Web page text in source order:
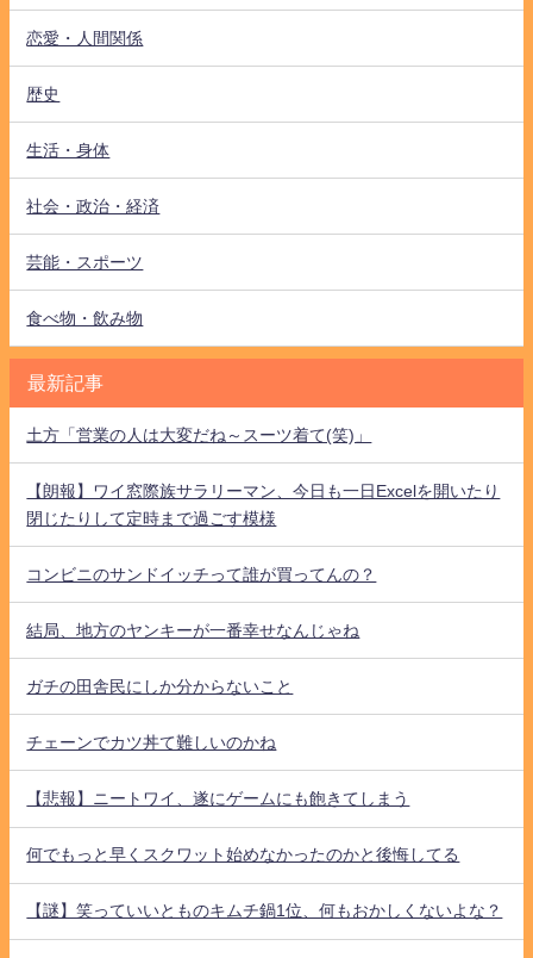
恋愛・人間関係
歴史
生活・身体
社会・政治・経済
芸能・スポーツ
食べ物・飲み物
最新記事
土方「営業の人は大変だね～スーツ着て(笑)」
【朗報】ワイ窓際族サラリーマン、今日も一日Excelを開いたり
閉じたりして定時まで過ごす模様
コンビニのサンドイッチって誰が買ってんの？
結局、地方のヤンキーが一番幸せなんじゃね
ガチの田舎民にしか分からないこと
チェーンでカツ丼て難しいのかね
【悲報】ニートワイ、遂にゲームにも飽きてしまう
何でもっと早くスクワット始めなかったのかと後悔してる
【謎】笑っていいとものキムチ鍋1位、何もおかしくないよな？